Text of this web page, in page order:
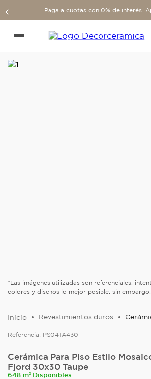
Paga a cuotas con 0% de interés.
*Las imágenes utilizadas son referenciales,
colores y diseños lo mejor posible, sin
Revestimientos duros
Referencia: PS04TA430
Cerámica Para Piso Estilo
Fjord 30x30 Taupe
648 m² Disponibles